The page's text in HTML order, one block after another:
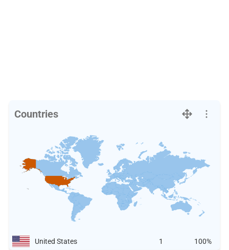
Countries
United States 1 100%